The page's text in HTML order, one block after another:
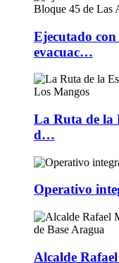
Ejecutado
evacuac…
La Ruta de la
d…
Operativo
Alcalde